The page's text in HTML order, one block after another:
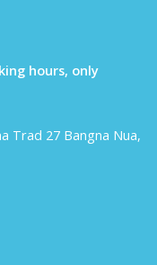
hours, only
Trad 27 Bangna Nua,